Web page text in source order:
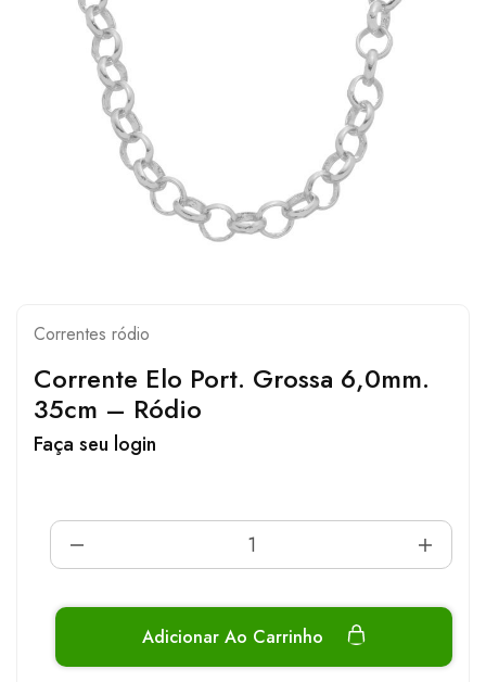
Correntes ródio
Corrente Elo Port. Grossa 6,0mm.
35cm – Ródio
Faça seu login
Adicionar Ao Carrinho